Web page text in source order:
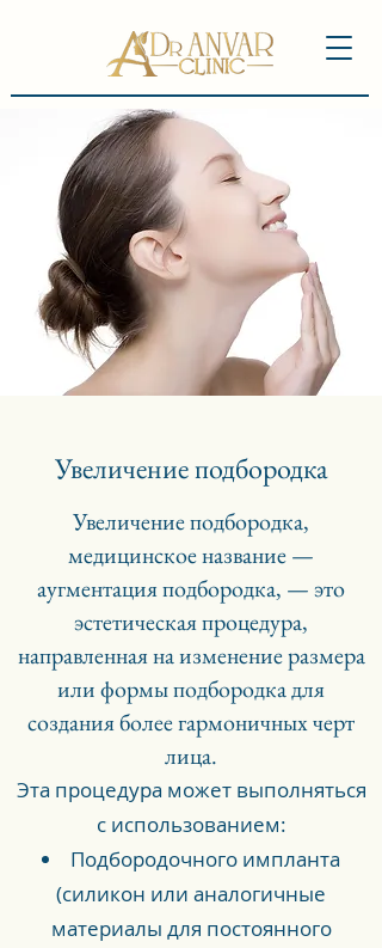
Увеличение подбородка
Увеличение подбородка,
медицинское название —
аугментация подбородка, — это
эстетическая процедура,
направленная на изменение размера
или формы подбородка для
создания более гармоничных черт
лица.
Эта процедура может выполняться
с использованием:
Подбородочного импланта
(силикон или аналогичные
материалы для постоянного